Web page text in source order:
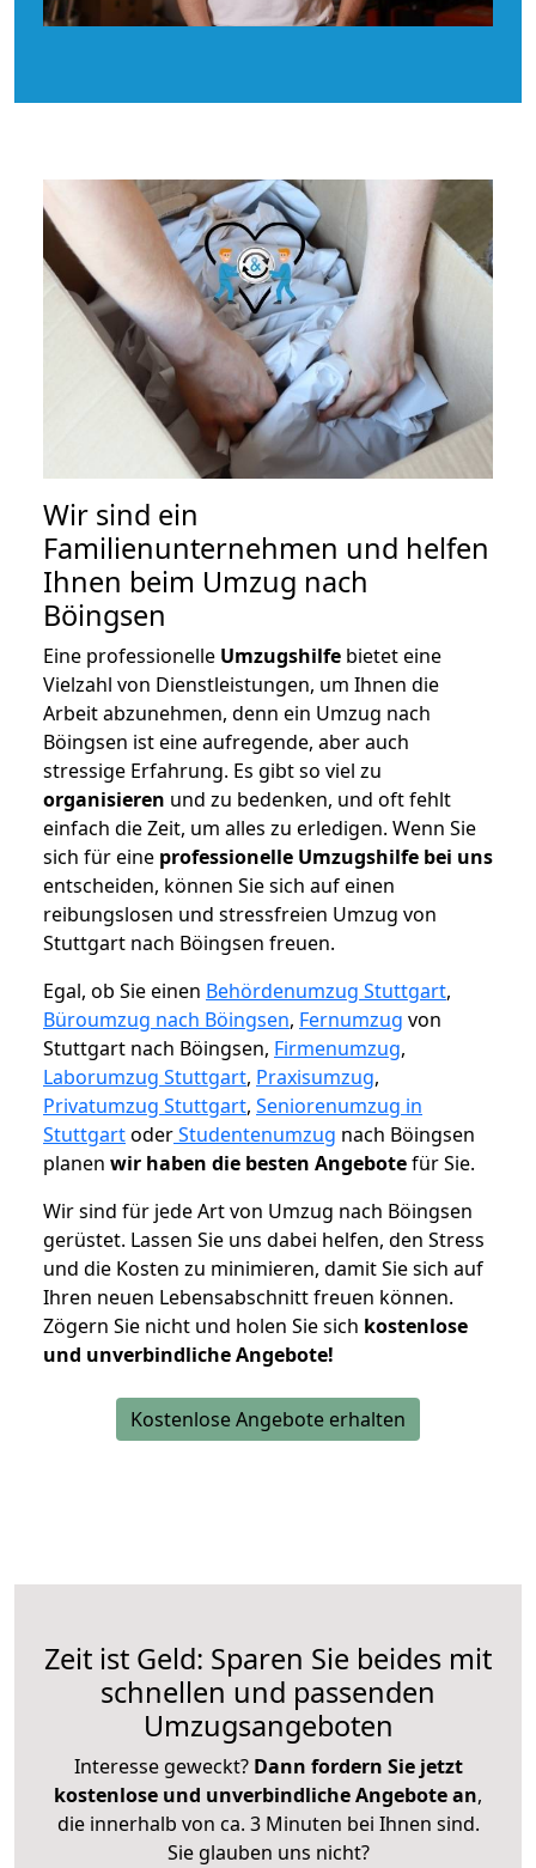
Wir sind ein
Familienunternehmen und helfen
Ihnen beim Umzug nach
Böingsen
Eine professionelle Umzugshilfe bietet eine
Vielzahl von Dienstleistungen, um Ihnen die
Arbeit abzunehmen, denn ein Umzug nach
Böingsen ist eine aufregende, aber auch
stressige Erfahrung. Es gibt so viel zu
organisieren und zu bedenken, und oft fehlt
einfach die Zeit, um alles zu erledigen. Wenn Sie
sich für eine professionelle Umzugshilfe bei uns
entscheiden, können Sie sich auf einen
reibungslosen und stressfreien Umzug von
Stuttgart nach Böingsen freuen.
Egal, ob Sie einen Behördenumzug Stuttgart,
Büroumzug nach Böingsen, Fernumzug von
Stuttgart nach Böingsen, Firmenumzug,
Laborumzug Stuttgart, Praxisumzug,
Privatumzug Stuttgart, Seniorenumzug in
StuttgartoderStudentenumzug nach Böingsen
planen wir haben die besten Angebotefür Sie.
Wir sind für jede Art von Umzug nach Böingsen
gerüstet. Lassen Sie uns dabei helfen, den Stress
und die Kosten zu minimieren, damit Sie sich auf
Ihren neuen Lebensabschnitt freuen können.
Zögern Sie nicht und holen Sie sich kostenlose
und unverbindliche Angebote!
Kostenlose Angebote erhalten
Zeit ist Geld: Sparen Sie beides mit
schnellen und passenden
Umzugsangeboten
Interesse geweckt? Dann fordern Sie jetzt
kostenlose und unverbindliche Angebote an,
die innerhalb von ca. 3 Minuten bei Ihnen sind.
Sie glauben uns nicht?